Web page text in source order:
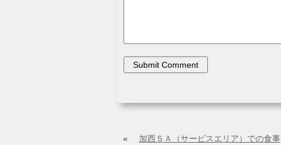
« 加西ＳＡ（サービスエリア）での食事